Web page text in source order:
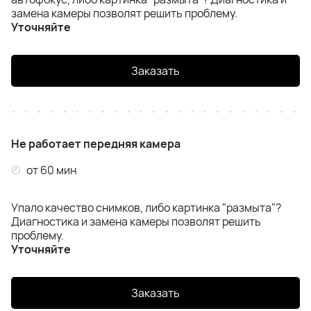
замена камеры позволят решить проблему.
Уточняйте
Заказать
Не работает передняя камера
от 60 мин
Упало качество снимков, либо картинка "размыта"?
Диагностика и замена камеры позволят решить
проблему.
Уточняйте
Заказать